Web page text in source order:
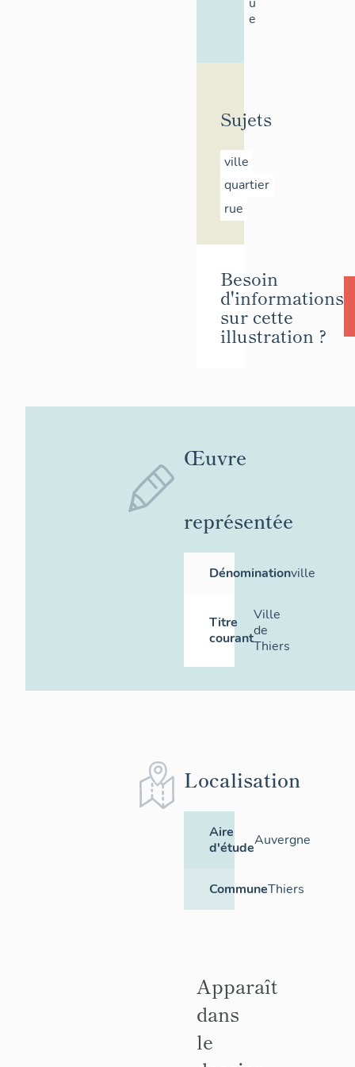
u
e
Sujets
ville
quartier
rue
Besoin
d'informations
sur cette
illustration ?
Œuvre
représentée
Dénominationville
Titre
courant
Ville
de
Thiers
Localisation
Aire
d'étudeAuvergne
CommuneThiers
Apparaît
dans
le